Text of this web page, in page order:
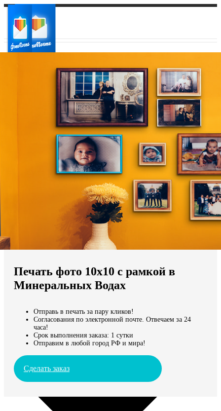
Ваш регион доставки
Выберите из списка:
Мы доставляем по всему миру
Продолжить без города
Печать фото 10х10 с рамкой в
Минеральных Водах
Отправь в печать за пару кликов!
Согласования по электронной почте. Отвечаем за 24
часа!
Срок выполнения заказа: 1 сутки
Отправим в любой город РФ и мира!
Сделать заказ